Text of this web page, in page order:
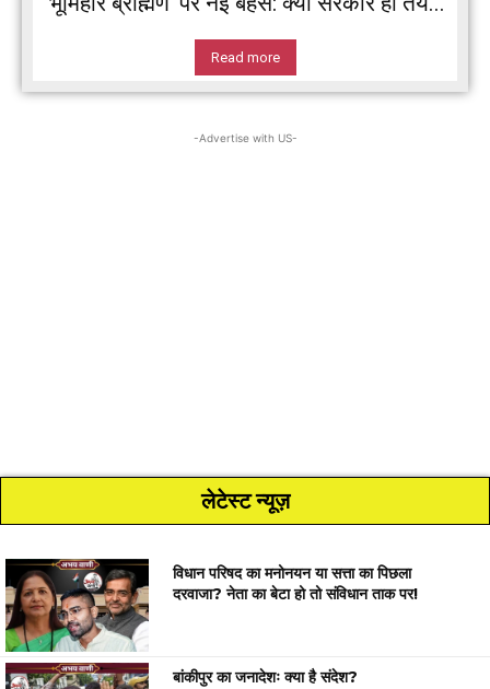
Read more
-Advertise with US-
लेटेस्ट न्यूज़
विधान परिषद का मनोनयन या सत्ता का पिछला
दरवाजा? नेता का बेटा हो तो संविधान ताक पर!
बांकीपुर का जनादेशः क्या है संदेश?